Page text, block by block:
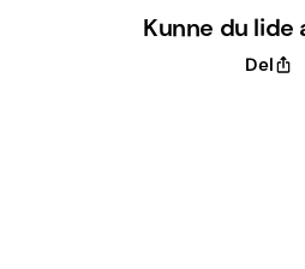
Kunne du lide
Del